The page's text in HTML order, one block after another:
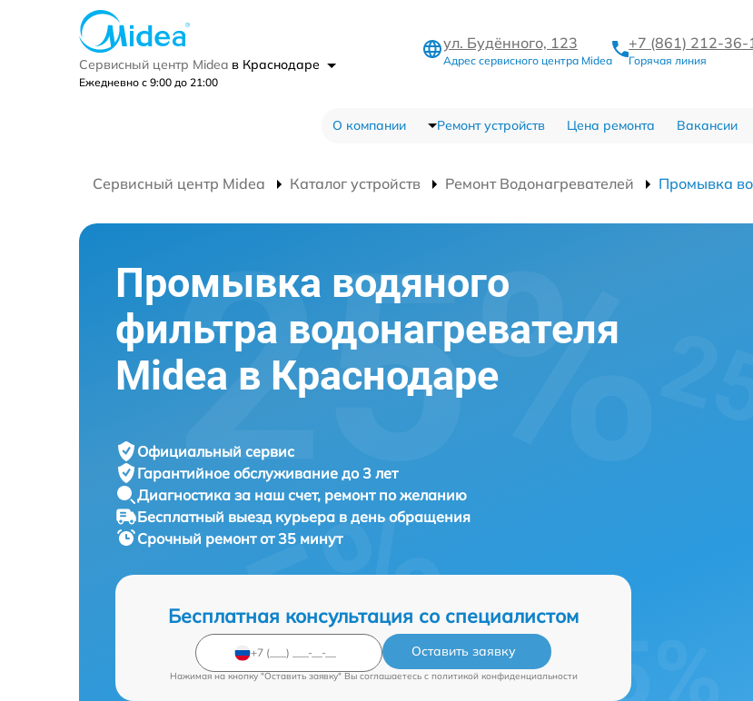
Сервисный центр Midea в Краснодаре
Ежедневно с 9:00 до 21:00
ул. Будённого, 123
Адрес сервисного центра Midea
+7 (861) 212-36-
Горячая линия
О компании Ремонт устройств Цена ремонта Вакансии
Сервисный центр Midea Каталог устройств Ремонт Водонагревателей Промывка
Промывка водяного
фильтра водонагревателя
Midea в Краснодаре
Официальный сервис
Гарантийное обслуживание до 3 лет
Диагностика за наш счет, ремонт по желанию
Бесплатный выезд курьера в день обращения
Срочный ремонтот 35 минут
Бесплатная консультация со специалистом
Оставить заявку
Нажимая на кнопку "Оставить заявку" Вы соглашаетесь c политикой конфиденциальности